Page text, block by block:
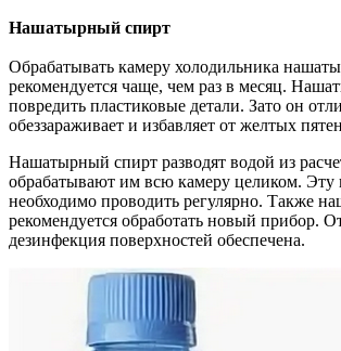
Нашатырный спирт
Обрабатывать камеру холодильника
рекомендуется чаще, чем раз в месяц.
повредить пластиковые детали. Зато он
обеззараживает и избавляет от желтых
Нашатырный спирт разводят водой из
обрабатывают им всю камеру целиком. Эту
необходимо проводить регулярно. Также
рекомендуется обработать новый прибор.
дезинфекция поверхностей обеспечена.